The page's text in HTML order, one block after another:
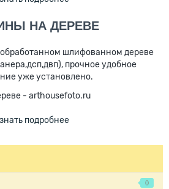
НА ДЕРЕВЕ
шлифованном дереве
прочное удобное
уже установлено.
подробнее
0